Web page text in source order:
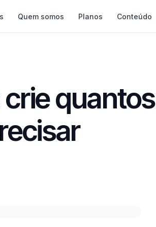
certificado
marca — Premium
Quem somos Planos Conteúdo
quantos